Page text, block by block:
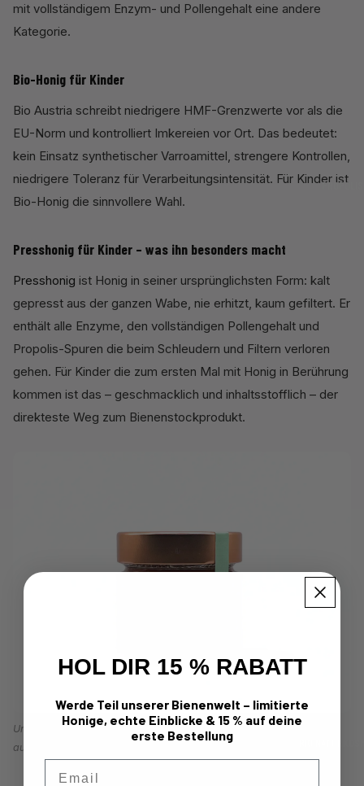
PROPOLIS
mit vollständigem Enzym- und Pollengehalt eine andere
Kategorie.
Bio-Honig für Kinder
Bio Austria schreibt niedrigere HMF-Grenzwerte vor als die
EU-Norm und kontrolliert Imkereien vor Ort. Das bedeutet:
kein Einsatz synthetischer Varroamittel, strengere Kontrollen,
niedrigere Toleranz für Verarbeitungsintensität. Für Kinder ist
Bio-Honig die sinnvollere Wahl.
Presshonig für Kinder – was ihn besonders macht
Presshonig ist Honig in seiner ursprünglichsten Form: kalt
gepresst aus der ganzen Wabe, nie erhitzt, kaum gefiltert. Er
enthält alle Enzyme, den vollständigen Pollengehalt und
Propolis-Spuren die beim Schleudern und Filtern verloren
gehen. Für Kinder die zum ersten Mal mit Honig in Berührung
kommen ist das – geschmacklich und inhaltsstofflich – der
direkteste Weg zum Bienenstockprodukt.
Unser Wiesensalbei- & Bergdistel-Presshonig – die mildeste Sorte
aus unserem Sortiment, ideal als erster Honig für Kinder ab 1 Jahr
HOL DIR 15 % RABATT
Werde Teil unserer Bienenwelt – limitierte
Honige, echte Einblicke & 15 % auf deine
erste Bestellung